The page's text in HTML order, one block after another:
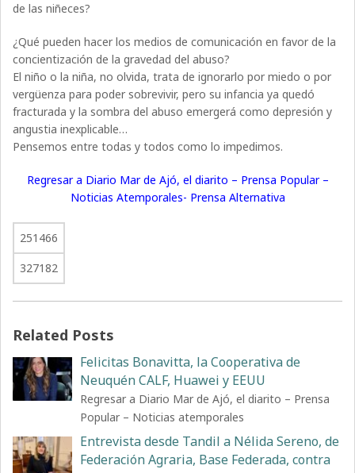
de las niñeces?
¿Qué pueden hacer los medios de comunicación en favor de la
concientización de la gravedad del abuso?
El niño o la niña, no olvida, trata de ignorarlo por miedo o por
vergüenza para poder sobrevivir, pero su infancia ya quedó
fracturada y la sombra del abuso emergerá como depresión y
angustia inexplicable…
Pensemos entre todas y todos como lo impedimos.
Regresar a Diario Mar de Ajó, el diarito – Prensa Popular –
Noticias Atemporales- Prensa Alternativa
251466
327182
Related Posts
Felicitas Bonavitta, la Cooperativa de
Neuquén CALF, Huawei y EEUU
Regresar a Diario Mar de Ajó, el diarito – Prensa
Popular – Noticias atemporales
Entrevista desde Tandil a Nélida Sereno, de
Federación Agraria, Base Federada, contra